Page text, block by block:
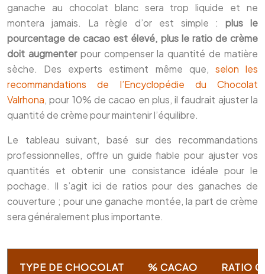
ganache au chocolat blanc sera trop liquide et ne
montera jamais. La règle d’or est simple :plus le
pourcentage de cacao est élevé, plus le ratio de crème
doit augmenterpour compenser la quantité de matière
sèche. Des experts estiment même que, selon les
recommandations de l’Encyclopédie du Chocolat
Valrhona, pour 10% de cacao en plus, il faudrait ajuster la
quantité de crème pour maintenir l’équilibre.
Le tableau suivant, basé sur des recommandations
professionnelles, offre un guide fiable pour ajuster vos
quantités et obtenir une consistance idéale pour le
pochage. Il s’agit ici de ratios pour des ganaches de
couverture ; pour une ganache montée, la part de crème
sera généralement plus importante.
TYPE DE CHOCOLAT % CACAO RATIO